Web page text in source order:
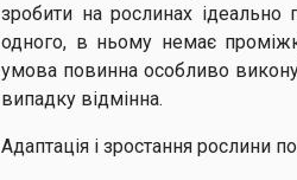
зробити на рослинах ідеально
одного, в ньому немає
умова повинна особливо
випадку відмінна.
Адаптація і зростання рослини